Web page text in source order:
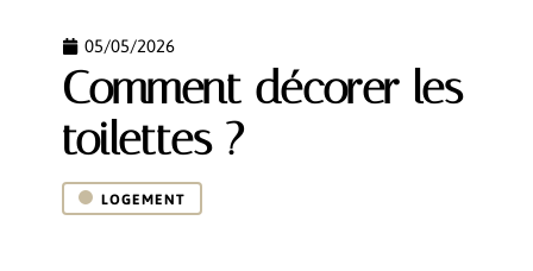
05/05/2026
Comment décorer les
toilettes ?
LOGEMENT